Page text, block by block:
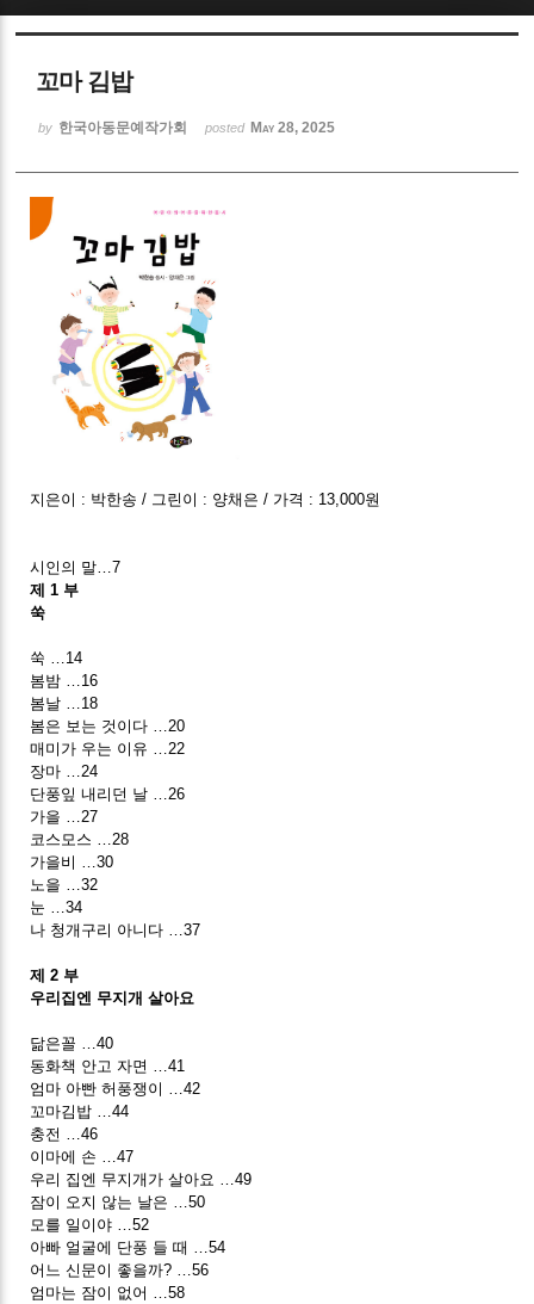
꼬마 김밥
by 한국아동문예작가회 posted May 28, 2025
지은이 : 박한송 / 그린이 : 양채은 / 가격 : 13,000원
시인의 말…7
제 1 부
쑥
쑥 …14
봄밤 …16
봄날 …18
봄은 보는 것이다 …20
매미가 우는 이유 …22
장마 …24
단풍잎 내리던 날 …26
가을 …27
코스모스 …28
가을비 …30
노을 …32
눈 …34
나 청개구리 아니다 …37
제 2 부
우리집엔 무지개 살아요
닮은꼴 …40
동화책 안고 자면 …41
엄마 아빤 허풍쟁이 …42
꼬마김밥 …44
충전 …46
이마에 손 …47
우리 집엔 무지개가 살아요 …49
잠이 오지 않는 날은 …50
모를 일이야 …52
아빠 얼굴에 단풍 들 때 …54
어느 신문이 좋을까? …56
엄마는 잠이 없어 …58
Sketchbook5, 스케치북5
Sketchbook5, 스케치북5